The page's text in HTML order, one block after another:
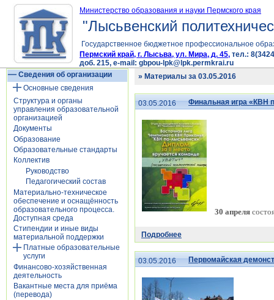
Министерство образования и науки Пермского края
"Лысьвенский
Государственное бюджетное профессиональное
Пермский край, г. Лысьва, ул. Мира, д. 45, тел.:
доб. 215, e-mail: gbpou-lpk@lpk.permkrai.ru
Сведения об организации
Основные сведения
Структура и органы
управления образовательной
организацией
Документы
Образование
Образовательные стандарты
Коллектив
Руководство
Педагогический состав
Материально-техническое
обеспечение и оснащённость
образовательного процесса.
Доступная среда
Стипендии и иные виды
материальной поддержки
Платные образовательные
услуги
Финансово-хозяйственная
деятельность
Вакантные места для приёма
(перевода)
» Материалы за 03.05.2016
03.05.2016 Финальная игра «КВН
30 апреля
Подробнее
03.05.2016 Первомайская